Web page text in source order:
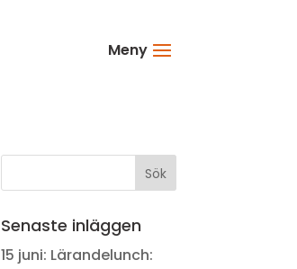
Meny
Senaste inläggen
15 juni: Lärandelunch: